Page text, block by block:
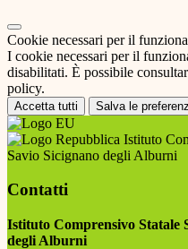
Cookie necessari per il
I cookie necessari per il
disabilitati. È possibile
policy.
Accetta tutti Salva le
Istituto
Savio Sicignano degli Alburni
Contatti
Istituto Comprensivo Statale
degli Alburni